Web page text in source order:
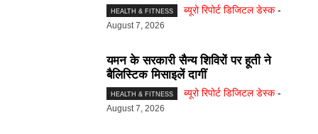
HEALTH & FITNESS ब्यूरो रिपोर्ट डिजिटल डेस्क -
August 7, 2026
यमन के सरकारी सैन्य शिविरों पर हूती ने
बैलिस्टिक मिसाइलें दागीं
HEALTH & FITNESS ब्यूरो रिपोर्ट डिजिटल डेस्क -
August 7, 2026